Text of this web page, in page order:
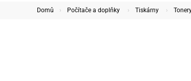
Domů Počítače a doplňky Tiskárny